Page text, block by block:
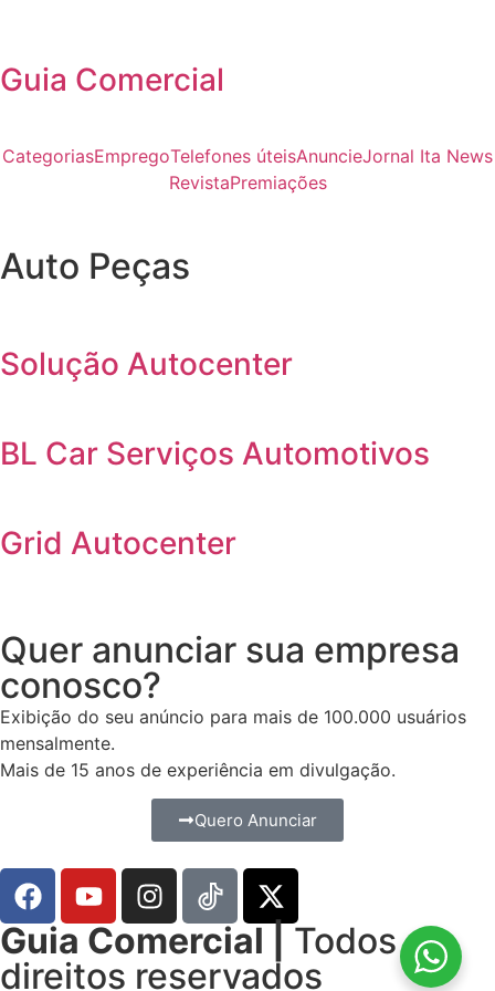
Guia Comercial
CategoriasEmpregoTelefones úteisAnuncieJornal Ita News
RevistaPremiações
Auto Peças
Solução Autocenter
BL Car Serviços Automotivos
Grid Autocenter
Quer anunciar sua empresa
conosco?
Exibição do seu anúncio para mais de 100.000 usuários
mensalmente.
Mais de 15 anos de experiência em divulgação.
Quero Anunciar
Guia Comercial |
Todos os
direitos reservados